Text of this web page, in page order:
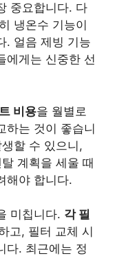
중요합니다. 다
냉온수 기능이
. 얼음 제빙 기능
에게는 신중한 선
비용을 월별로
하는 것이 좋습니
할 수 있으니,
계획을 세울 때
해야 합니다.
미칩니다. 각 필
고, 필터 교체 시
다. 최근에는 정